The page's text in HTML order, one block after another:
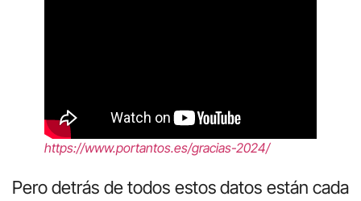
https://www.portantos.es/gracias-2024/
Pero detrás de todos estos datos están cada